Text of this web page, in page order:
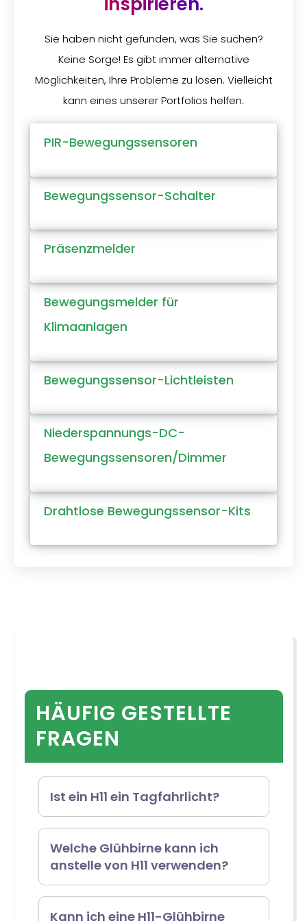
Sie haben nicht gefunden, was Sie suchen?
Keine Sorge! Es gibt immer alternative
Möglichkeiten, Ihre Probleme zu lösen. Vielleicht
kann eines unserer Portfolios helfen.
PIR-Bewegungssensoren
Bewegungssensor-Schalter
Präsenzmelder
Bewegungsmelder für
Klimaanlagen
Bewegungssensor-Lichtleisten
Niederspannungs-DC-
Bewegungssensoren/Dimmer
Drahtlose Bewegungssensor-Kits
HÄUFIG GESTELLTE
FRAGEN
Ist ein H11 ein Tagfahrlicht?
Die H11-LED-Glühbirne ist für die
Verwendung als Tagfahrlicht
konzipiert und strahlt eine
Welche Glühbirne kann ich
anstelle von H11 verwenden?
9006-Glühbirnen können
Kann ich eine H11-Glühbirne